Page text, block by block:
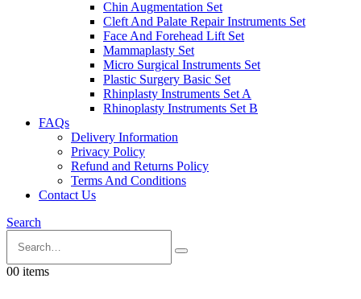
Chin Augmentation Set
Cleft And Palate Repair Instruments Set
Face And Forehead Lift Set
Mammaplasty Set
Micro Surgical Instruments Set
Plastic Surgery Basic Set
Rhinplasty Instruments Set A
Rhinoplasty Instruments Set B
FAQs
Delivery Information
Privacy Policy
Refund and Returns Policy
Terms And Conditions
Contact Us
Search
00 items